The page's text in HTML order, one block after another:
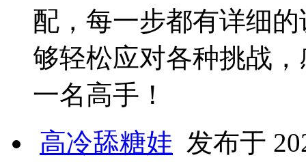
配，每一步都有详细
够轻松应对各种挑战
一名高手！
高冷舔糖娃 发布于